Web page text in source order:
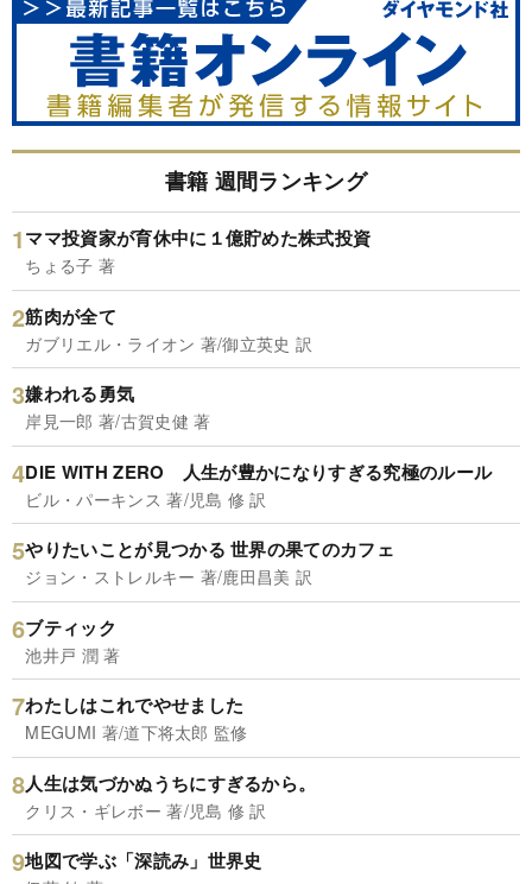
書籍 週間ランキング
ママ投資家が育休中に１億貯めた株式投資
ちょる子 著
筋肉が全て
ガブリエル・ライオン 著/御立英史 訳
嫌われる勇気
岸見一郎 著/古賀史健 著
DIE WITH ZERO 人生が豊かになりすぎる究極のルール
ビル・パーキンス 著/児島 修 訳
やりたいことが見つかる 世界の果てのカフェ
ジョン・ストレルキー 著/鹿田昌美 訳
ブティック
池井戸 潤 著
わたしはこれでやせました
MEGUMI 著/道下将太郎 監修
人生は気づかぬうちにすぎるから。
クリス・ギレボー 著/児島 修 訳
地図で学ぶ「深読み」世界史